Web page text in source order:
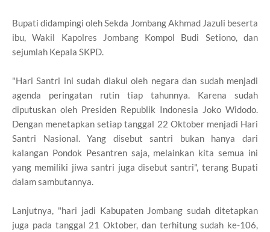
Bupati didampingi oleh Sekda Jombang Akhmad Jazuli beserta
ibu, Wakil Kapolres Jombang Kompol Budi Setiono, dan
sejumlah Kepala SKPD.
"Hari Santri ini sudah diakui oleh negara dan sudah menjadi
agenda peringatan rutin tiap tahunnya. Karena sudah
diputuskan oleh Presiden Republik Indonesia Joko Widodo.
Dengan menetapkan setiap tanggal 22 Oktober menjadi Hari
Santri Nasional. Yang disebut santri bukan hanya dari
kalangan Pondok Pesantren saja, melainkan kita semua ini
yang memiliki jiwa santri juga disebut santri", terang Bupati
dalam sambutannya.
Lanjutnya, "hari jadi Kabupaten Jombang sudah ditetapkan
juga pada tanggal 21 Oktober, dan terhitung sudah ke-106,